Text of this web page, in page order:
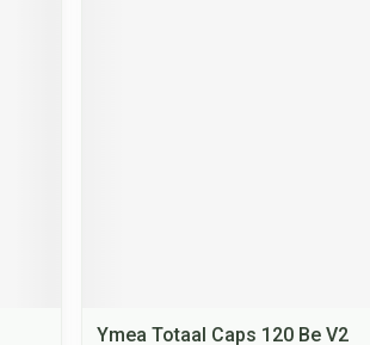
Ymea Totaal Caps 120 Be V2